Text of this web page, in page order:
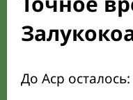
Направление
До Аср осталось: